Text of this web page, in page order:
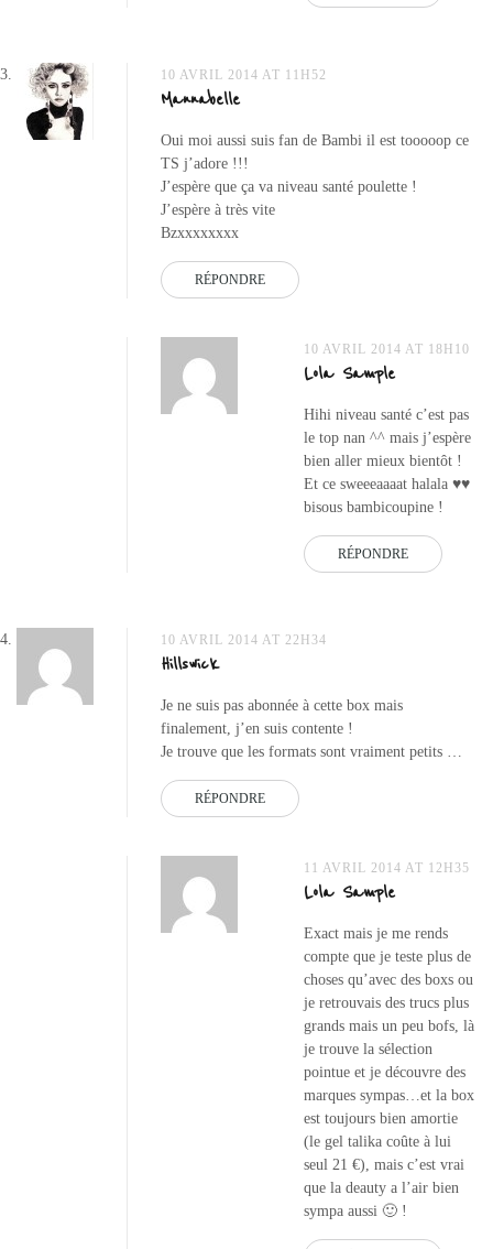
10 AVRIL 2014 AT 11H52
Mannabelle
Oui moi aussi suis fan de Bambi il est tooooop ce
TS j’adore !!!
J’espère que ça va niveau santé poulette !
J’espère à très vite
Bzxxxxxxxx
RÉPONDRE
10 AVRIL 2014 AT 18H10
Lola Sample
Hihi niveau santé c’est pas
le top nan ^^ mais j’espère
bien aller mieux bientôt !
Et ce sweeeaaaat halala ♥♥
bisous bambicoupine !
RÉPONDRE
10 AVRIL 2014 AT 22H34
Hillswick
Je ne suis pas abonnée à cette box mais
finalement, j’en suis contente !
Je trouve que les formats sont vraiment petits …
RÉPONDRE
11 AVRIL 2014 AT 12H35
Lola Sample
Exact mais je me rends
compte que je teste plus de
choses qu’avec des boxs ou
je retrouvais des trucs plus
grands mais un peu bofs, là
je trouve la sélection
pointue et je découvre des
marques sympas…et la box
est toujours bien amortie
(le gel talika coûte à lui
seul 21 €), mais c’est vrai
que la deauty a l’air bien
sympa aussi 🙂 !